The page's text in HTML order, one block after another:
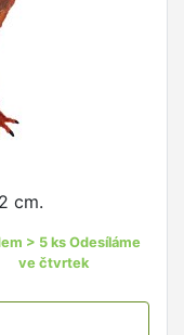
cm.
> 5 ks Odesíláme
ve čtvrtek